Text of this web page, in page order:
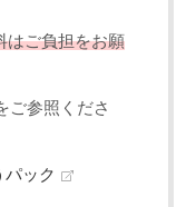
ご負担をお願
ご参照くださ
パック